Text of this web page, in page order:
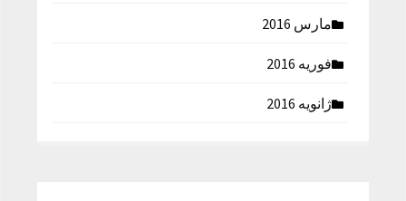
مارس 2016
فوریه 2016
ژانویه 2016